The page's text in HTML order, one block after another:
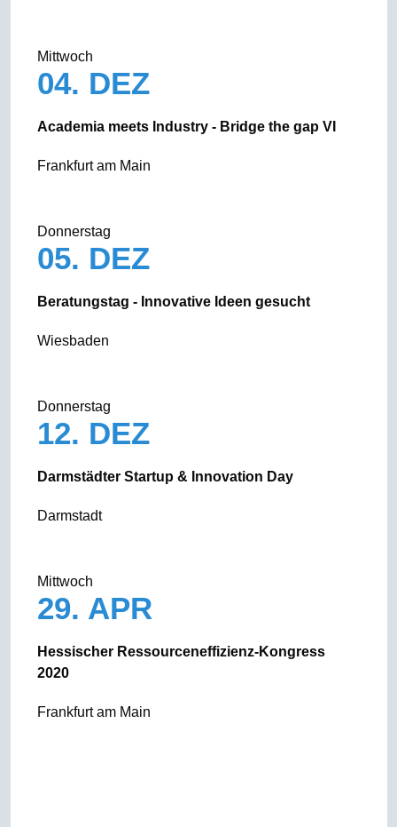
Mittwoch
04. DEZ
Academia meets Industry - Bridge the gap VI
Frankfurt am Main
Donnerstag
05. DEZ
Beratungstag - Innovative Ideen gesucht
Wiesbaden
Donnerstag
12. DEZ
Darmstädter Startup & Innovation Day
Darmstadt
Mittwoch
29. APR
Hessischer Ressourceneffizienz-Kongress
2020
Frankfurt am Main